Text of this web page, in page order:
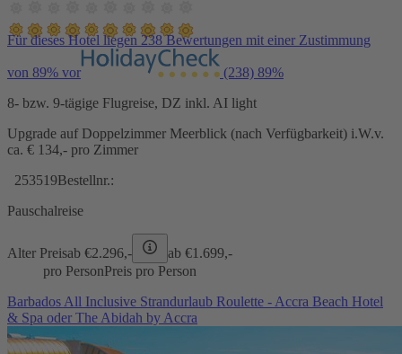
Für dieses Hotel liegen 238 Bewertungen mit einer Zustimmung
von 89% vor (238) 89%
8- bzw. 9-tägige Flugreise, DZ inkl. AI light
Upgrade auf Doppelzimmer Meerblick (nach Verfügbarkeit) i.W.v.
ca. € 134,- pro Zimmer
253519Bestellnr.:
Pauschalreise
Alter Preisab €2.296,- ab €1.699,-
pro PersonPreis pro Person
Barbados All Inclusive Strandurlaub Roulette - Accra Beach Hotel
& Spa oder The Abidah by Accra